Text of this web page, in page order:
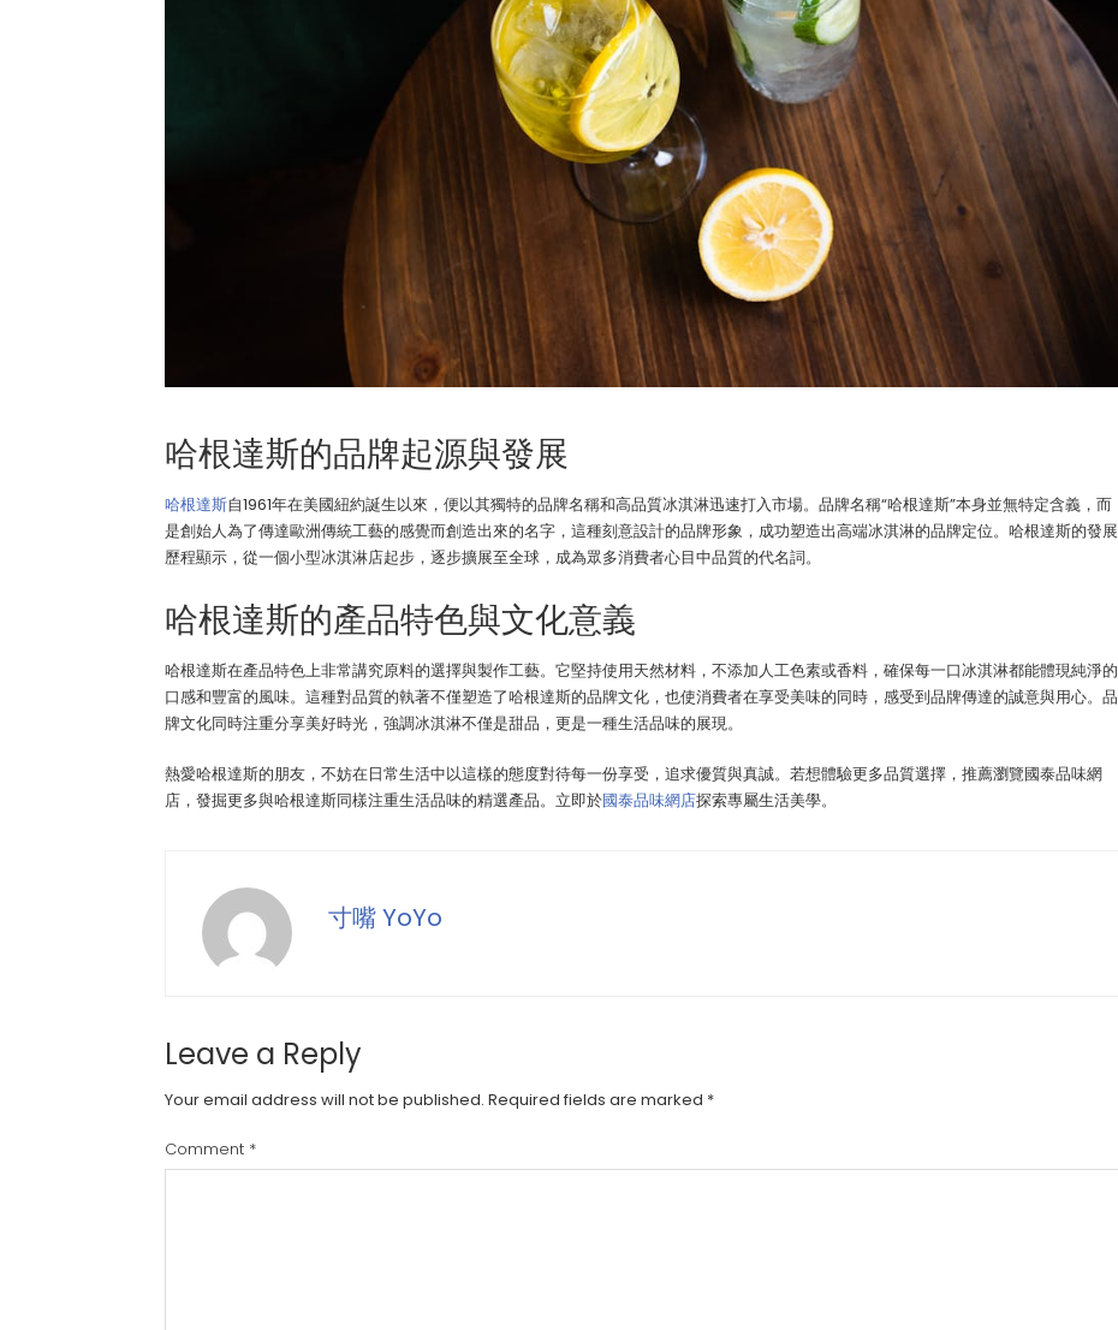
哈根達斯的品牌起源與發展
哈根達斯自1961年在美國紐約誕生以來，便以其獨特的品牌名稱和高品質冰淇淋迅速打入市場。品牌名稱“哈根達斯”本身並無特定含義，而
是創始人為了傳達歐洲傳統工藝的感覺而創造出來的名字，這種刻意設計的品牌形象，成功塑造出高端冰淇淋的品牌定位。哈根達斯的發展
歷程顯示，從一個小型冰淇淋店起步，逐步擴展至全球，成為眾多消費者心目中品質的代名詞。
哈根達斯的產品特色與文化意義
哈根達斯在產品特色上非常講究原料的選擇與製作工藝。它堅持使用天然材料，不添加人工色素或香料，確保每一口冰淇淋都能體現純淨的
口感和豐富的風味。這種對品質的執著不僅塑造了哈根達斯的品牌文化，也使消費者在享受美味的同時，感受到品牌傳達的誠意與用心。品
牌文化同時注重分享美好時光，強調冰淇淋不僅是甜品，更是一種生活品味的展現。
熱愛哈根達斯的朋友，不妨在日常生活中以這樣的態度對待每一份享受，追求優質與真誠。若想體驗更多品質選擇，推薦瀏覽國泰品味網
店，發掘更多與哈根達斯同樣注重生活品味的精選產品。立即於國泰品味網店探索專屬生活美學。
寸嘴 YoYo
Leave a Reply
Your email address will not be published. Required fields are marked *
Comment *